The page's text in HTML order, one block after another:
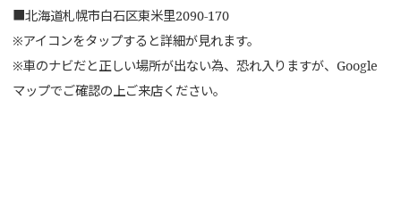
■北海道札幌市白石区東米里2090-170
※アイコンをタップすると詳細が見れます。
※車のナビだと正しい場所が出ない為、恐れ入りますが、Google
マップでご確認の上ご来店ください。